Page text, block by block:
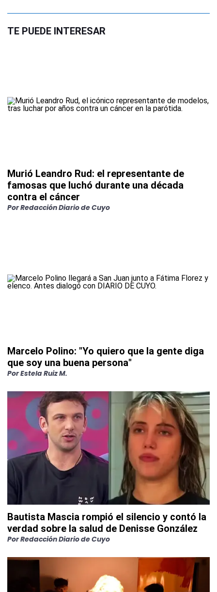
TE PUEDE INTERESAR
Murió Leandro Rud: el representante de
famosas que luchó durante una década
contra el cáncer
PorRedacción Diario de Cuyo
Marcelo Polino: "Yo quiero que la gente diga
que soy una buena persona"
PorEstela Ruiz M.
Bautista Mascia rompió el silencio y contó la
verdad sobre la salud de Denisse González
PorRedacción Diario de Cuyo